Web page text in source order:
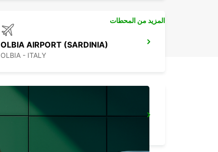
OLBIA AIRPORT (SARDINIA)
OLBIA - ITALY
FIGARI AIRPORT
المزيد من المحطات